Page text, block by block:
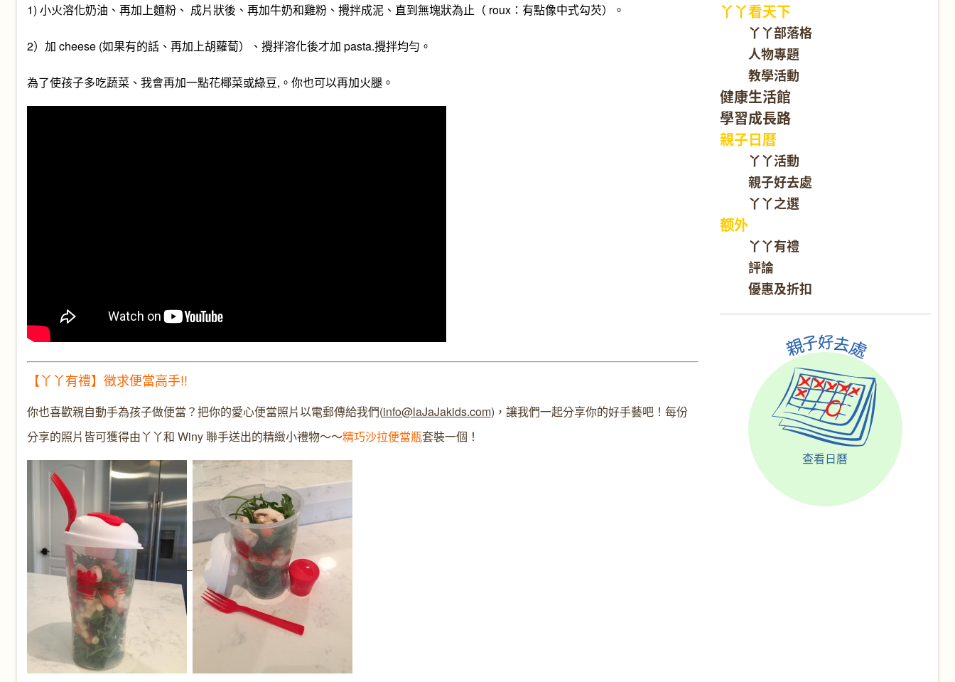
1) 小火溶化奶油、再加上麵粉、 成片狀後、再加牛奶和雞粉、攪拌成泥、直到無塊狀為止（ roux：有點像中式勾芡）。
2）加 cheese (如果有的話、再加上胡蘿蔔）、攪拌溶化後才加 pasta.攪拌均勻。
為了使孩子多吃蔬菜、我會再加一點花椰菜或綠豆,。你也可以再加火腿。
【丫丫有禮】徵求便當高手!!
你也喜歡親自動手為孩子做便當？把你的愛心便當照片以電郵傳給我們(info@laJaJakids.com)，讓我們一起分享你的好手藝吧！每份
分享的照片皆可獲得由丫丫和 Winy 聯手送出的精緻小禮物～～精巧沙拉便當瓶套裝一個！
丫丫看天下
丫丫部落格
人物專題
教學活動
健康生活館
學習成長路
親子日曆
丫丫活動
親子好去處
丫丫之選
额外
丫丫有禮
評論
優惠及折扣
查看日曆